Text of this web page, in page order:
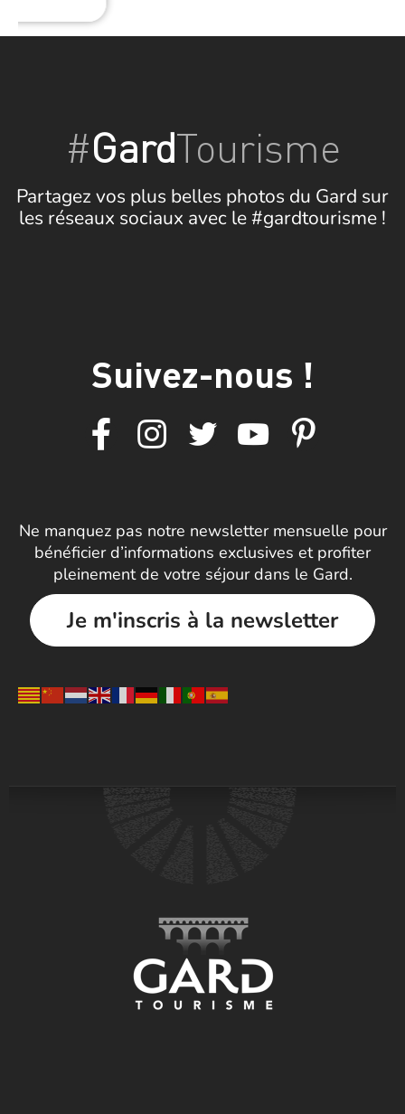
#GardTourisme
Partagez vos plus belles photos du Gard sur
les réseaux sociaux avec le #gardtourisme !
Suivez-nous !
Ne manquez pas notre newsletter mensuelle pour
bénéficier d’informations exclusives et profiter
pleinement de votre séjour dans le Gard.
Je m'inscris à la newsletter